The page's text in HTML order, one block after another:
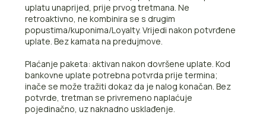
uplatu unaprijed, prije prvog tretmana. Ne
retroaktivno, ne kombinira se s drugim
popustima/kuponima/Loyalty. Vrijedi nakon potvrđene
uplate. Bez kamata na predujmove.
Plaćanje paketa: aktivan nakon dovršene uplate. Kod
bankovne uplate potrebna potvrda prije termina;
inače se može tražiti dokaz da je nalog konačan. Bez
potvrde, tretman se privremeno naplaćuje
pojedinačno, uz naknadno usklađenje.